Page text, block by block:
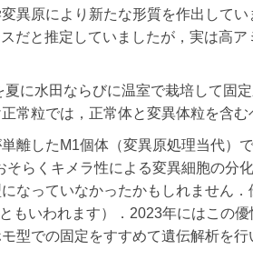
異原により新たな形質を作出して
だと推定していましたが，実は高
に水田ならびに温室で栽培して固
常粒では，正常体と変異体粒を含む
離したM1個体（変異原処理当代）
らくキメラ性による変異細胞の分
なっていなかったかもしれません
もいわれます）．2023年にはこの
型での固定をすすめて遺伝解析を行